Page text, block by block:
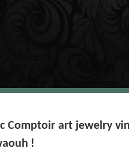
Comptoir art jewelry
!